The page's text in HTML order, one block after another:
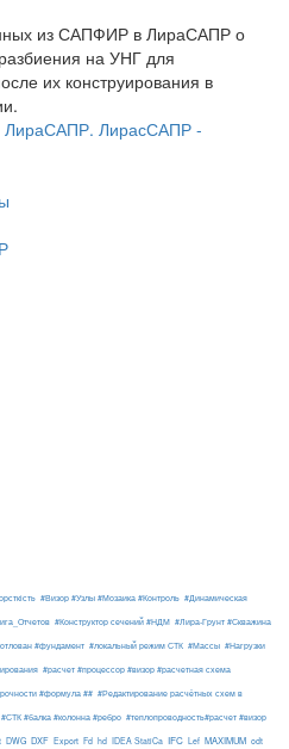
из САПФИР в ЛираСАПР о
на УНГ для
их конструирования в
ЛирасСАПР -
#Визор #Узлы #Мозаика #Контроль #Динамическая
#Конструктор сечений #НДМ #Лира-Грунт #Скважина
#фундамент #локальный режим СТК #Массы #Нагрузки
#расчет #процессор #визор #расчетная схема
#формула ## #Редактирование расчётных схем в
#СТК #балка #колонна #ребро #теплопроводность#расчет #визор
DWG DXF Export Fd hd IDEA StatiCa IFC Lef MAXIMUM odt